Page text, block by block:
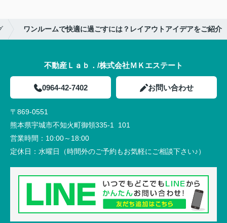
ワンルームで快適に過ごすには？レイアウトアイデアをご紹介
不動産Ｌａｂ．/株式会社ＭＫエステート
0964-42-7402 お問い合わせ
〒869-0551
熊本県宇城市不知火町御領335-1 101
営業時間： 10:00～18:00
定休日： 水曜日（時間外のご予約もお気軽にご相談下さい♪）